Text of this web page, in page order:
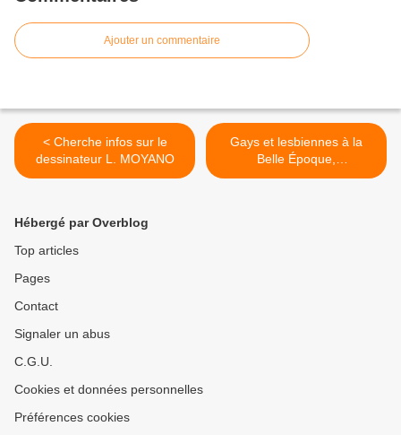
Ajouter un commentaire
< Cherche infos sur le
dessinateur L. MOYANO
Gays et lesbiennes à la
Belle Époque,
déconstruction d'un
Hébergé par Overblog
Top articles
Pages
Contact
Signaler un abus
C.G.U.
Cookies et données personnelles
Préférences cookies